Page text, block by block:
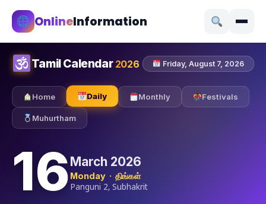
OnlineInformation
Tamil Calendar 2026 Friday, August 7, 2026
Home Daily Monthly Festivals
Muhurtham
16March 2026
Monday · திங்கள்
Panguni 2, Subhakrit